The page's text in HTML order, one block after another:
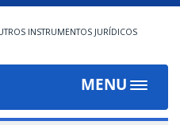
INSTRUMENTOS JURÍDICOS
MENU
Toggle